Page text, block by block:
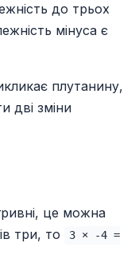
до трьох
мінуса є
плутанину,
дві зміни
це можна
три, то
3 × -4 =